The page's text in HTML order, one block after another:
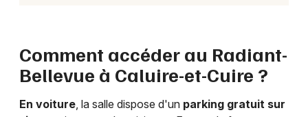
Comment accéder au Radiant-
Bellevue à Caluire-et-Cuire ?
En voiture, la salle dispose d'un parking gratuit sur